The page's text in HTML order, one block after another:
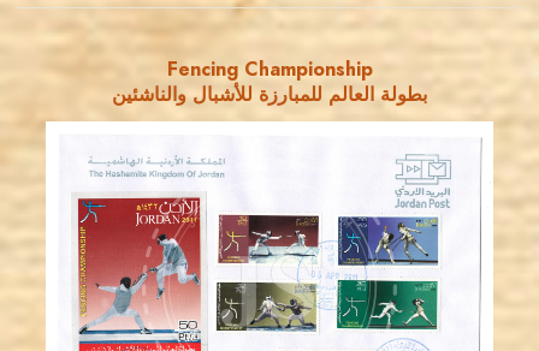
Fencing Championship
بطولة العالم للمبارزة للأشبال والناشئين
JS
JORDANSTAMPS.COM